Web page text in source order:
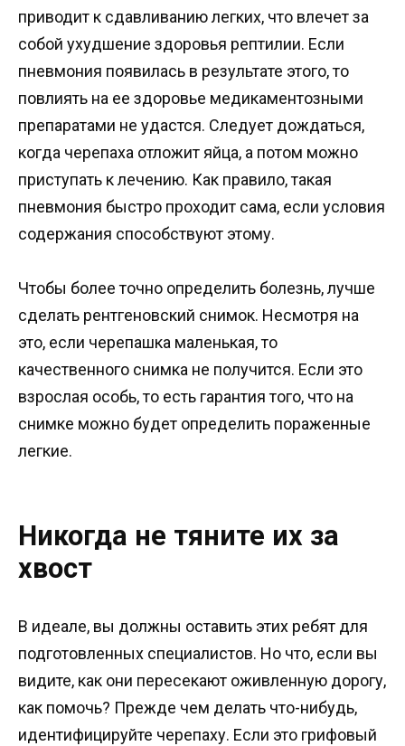
приводит к сдавливанию легких, что влечет за
собой ухудшение здоровья рептилии. Если
пневмония появилась в результате этого, то
повлиять на ее здоровье медикаментозными
препаратами не удастся. Следует дождаться,
когда черепаха отложит яйца, а потом можно
приступать к лечению. Как правило, такая
пневмония быстро проходит сама, если условия
содержания способствуют этому.
Чтобы более точно определить болезнь, лучше
сделать рентгеновский снимок. Несмотря на
это, если черепашка маленькая, то
качественного снимка не получится. Если это
взрослая особь, то есть гарантия того, что на
снимке можно будет определить пораженные
легкие.
Никогда не тяните их за
хвост
В идеале, вы должны оставить этих ребят для
подготовленных специалистов. Но что, если вы
видите, как они пересекают оживленную дорогу,
как помочь? Прежде чем делать что-нибудь,
идентифицируйте черепаху. Если это грифовый